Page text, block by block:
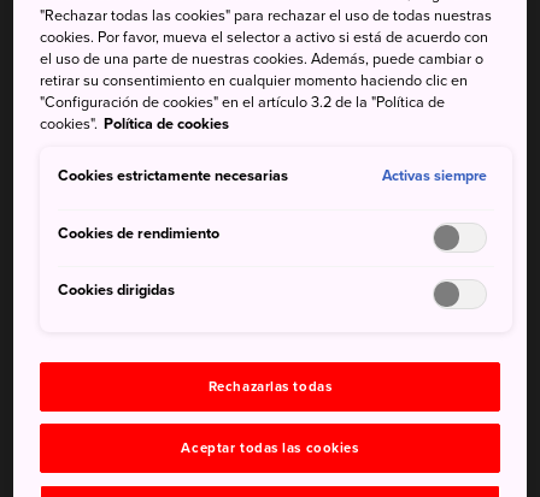
reservado a la clase alta, está hoy abierta al público.
Cómo llegar
El jardín Isuien se encuentra a solo 15 minutos de la
autobús que va a Aoyamajutaku o Kunimidai-hachichome
en los andenes 5 o 6. Baja en la parada de Oshiagecho.
"Rechazar todas las cookies" para rechazar el uso de todas nuestras
cookies. Por favor, mueva el selector a activo si está de acuerdo con
el uso de una parte de nuestras cookies. Además, puede cambiar o
retirar su consentimiento en cualquier momento haciendo clic en
"Configuración de cookies" en el artículo 3.2 de la "Política de
cookies". Política de cookies
Cookies estrictamente necesarias Activas siempre
Cookies de rendimiento
Cookies dirigidas
Rechazarlas todas
Aceptar todas las cookies